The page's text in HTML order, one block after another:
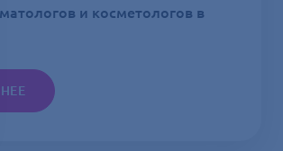
и косметологов в